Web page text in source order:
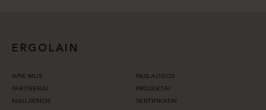
ERGOLAIN
APIE MUS
PASLAUGOS
PARTNERIAI
PROJEKTAI
NAUJIENOS
SERTIFIKATAI